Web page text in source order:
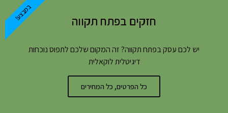
חזקים בפתח תקווה
יש לכם עסק בפתח תקווה? זה המקום שלכם לתפוס נוכחות
דיגיטלית לוקאלית
כל הפרטים, כל המחירים
במבצע!